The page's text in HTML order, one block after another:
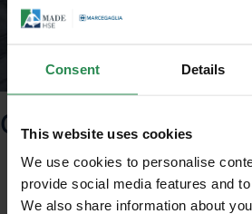
Consent Details
This website uses cookies
We use cookies to personalise
provide social media features and
We also share information about
Organigramma